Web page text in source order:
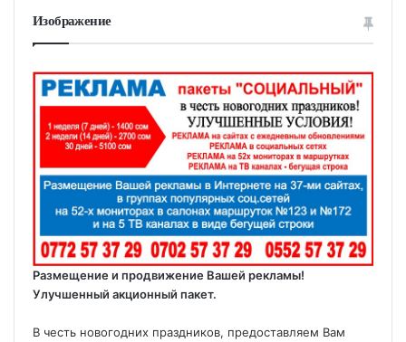
Изображение
Размещение и продвижение Вашей рекламы!
Улучшенный акционный пакет.
В честь новогодних праздников, предоставляем Вам